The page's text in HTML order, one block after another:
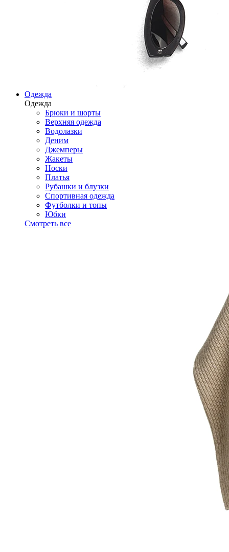
Одежда
Одежда
Брюки и шорты
Верхняя одежда
Водолазки
Деним
Джемперы
Жакеты
Носки
Платья
Рубашки и блузки
Спортивная одежда
Футболки и топы
Юбки
Смотреть все